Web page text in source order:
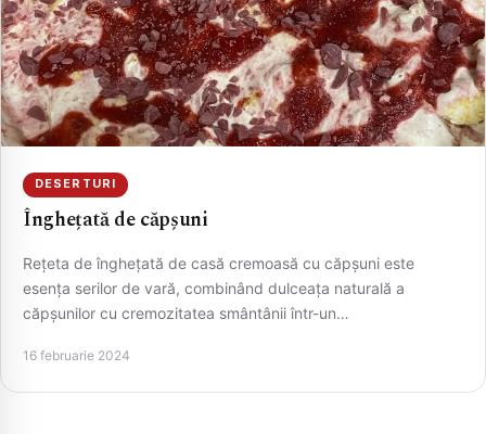
DESERTURI
Înghețată de căpșuni
Rețeta de înghețată de casă cremoasă cu căpșuni este
esența serilor de vară, combinând dulceața naturală a
căpșunilor cu cremozitatea smântânii într-un…
16 februarie 2024